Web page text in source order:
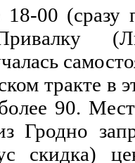
00 (сразу
тракте в
90.
Гродно
скидка)